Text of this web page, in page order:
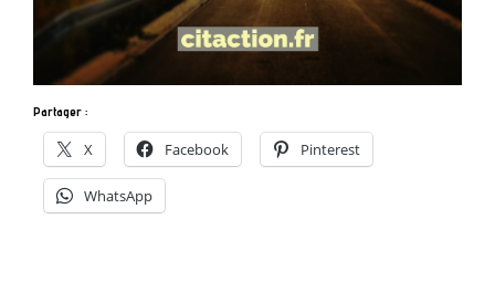
Partager :
X Facebook Pinterest
WhatsApp